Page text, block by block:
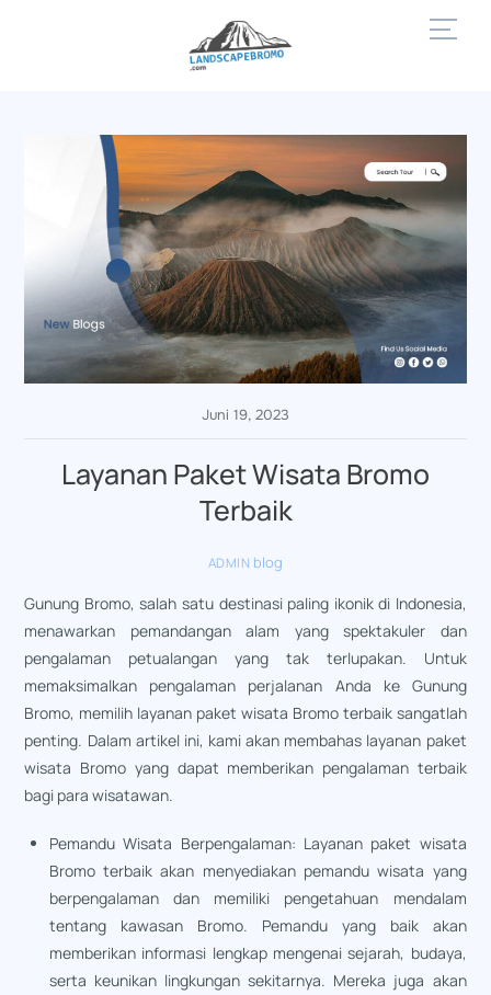
Juni 19, 2023
Layanan Paket Wisata Bromo
Terbaik
ADMIN blog
Gunung Bromo, salah satu destinasi paling ikonik di Indonesia,
menawarkan pemandangan alam yang spektakuler dan
pengalaman petualangan yang tak terlupakan. Untuk
memaksimalkan pengalaman perjalanan Anda ke Gunung
Bromo, memilih layanan paket wisata Bromo terbaik sangatlah
penting. Dalam artikel ini, kami akan membahas layanan paket
wisata Bromo yang dapat memberikan pengalaman terbaik
bagi para wisatawan.
Pemandu Wisata Berpengalaman: Layanan paket wisata
Bromo terbaik akan menyediakan pemandu wisata yang
berpengalaman dan memiliki pengetahuan mendalam
tentang kawasan Bromo. Pemandu yang baik akan
memberikan informasi lengkap mengenai sejarah, budaya,
serta keunikan lingkungan sekitarnya. Mereka juga akan